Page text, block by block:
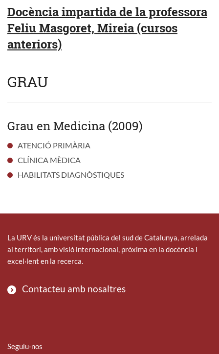
Docència impartida de la professora
Feliu Masgoret, Mireia (cursos
anteriors)
GRAU
Grau en Medicina (2009)
ATENCIÓ PRIMÀRIA
CLÍNICA MÈDICA
HABILITATS DIAGNÒSTIQUES
La URV és la universitat pública del sud de Catalunya, arrelada
al territori, amb visió internacional, pròxima en la docència i
excel·lent en la recerca.
Contacteu amb nosaltres
Seguiu-nos